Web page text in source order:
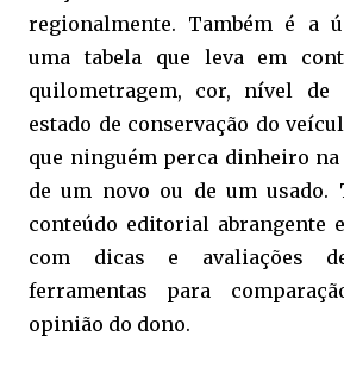
regionalmente. Também é a
uma tabela que leva em
quilometragem, cor, nível de
estado de conservação do
que ninguém perca dinheiro na
de um novo ou de um usado.
conteúdo editorial abrangente
com dicas e avaliações
ferramentas para
opinião do dono.